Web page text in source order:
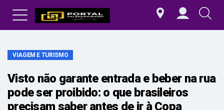
VIAGEM E TURISMO
Visto não garante entrada e beber na rua
pode ser proibido: o que brasileiros
precisam saber antes de ir à Copa